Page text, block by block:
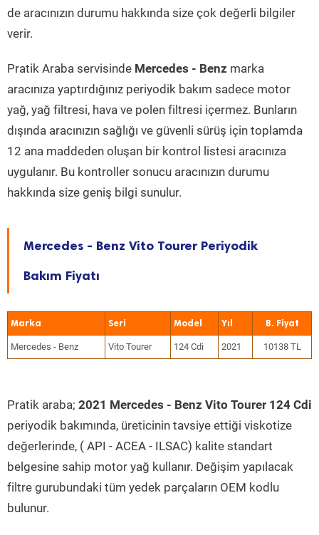
de aracınızın durumu hakkında size çok değerli bilgiler
verir.
Pratik Araba servisinde Mercedes - Benz marka
aracınıza yaptırdığınız periyodik bakım sadece motor
yağ, yağ filtresi, hava ve polen filtresi içermez. Bunların
dışında aracınızın sağlığı ve güvenli sürüş için toplamda
12 ana maddeden oluşan bir kontrol listesi aracınıza
uygulanır. Bu kontroller sonucu aracınızın durumu
hakkında size geniş bilgi sunulur.
Mercedes - Benz Vito Tourer Periyodik
Bakım Fiyatı
Marka Seri Model Yıl
Mercedes - Benz Vito Tourer 124 Cdi 2021 10138 TL
Pratik araba; 2021 Mercedes - Benz Vito Tourer 124 Cdi
periyodik bakımında, üreticinin tavsiye ettiği viskotize
değerlerinde, ( API - ACEA - ILSAC) kalite standart
belgesine sahip motor yağ kullanır. Değişim yapılacak
filtre gurubundaki tüm yedek parçaların OEM kodlu
bulunur.